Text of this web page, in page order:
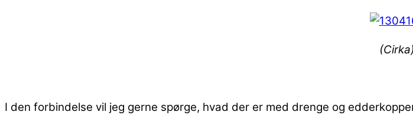
I den forbindelse vil jeg gerne spørge, hvad der er med drenge og